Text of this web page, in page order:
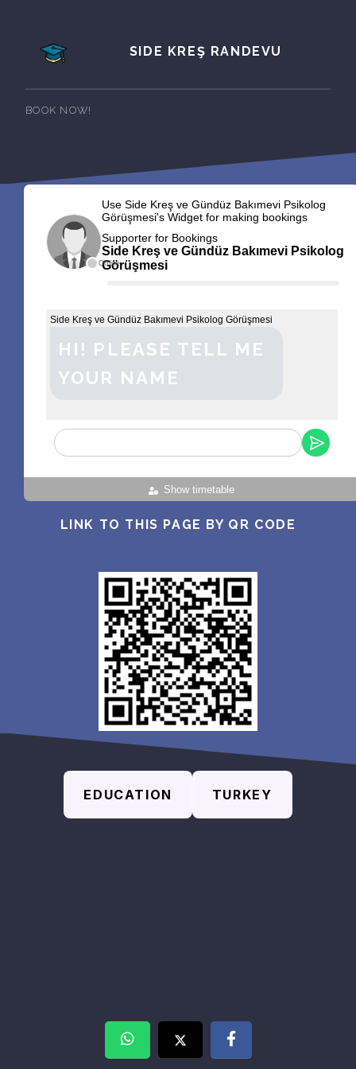
SIDE KREŞ RANDEVU
BOOK NOW!
Offline
Use Side Kreş ve Gündüz Bakımevi Psikolog
Görüşmesi's Widget for making bookings
Supporter for Bookings
Side Kreş ve Gündüz Bakımevi Psikolog
Görüşmesi
Show timetable
Side Kreş ve Gündüz Bakımevi Psikolog Görüşmesi
HI! PLEASE TELL ME
YOUR NAME
LINK TO THIS PAGE BY QR CODE
EDUCATION TURKEY